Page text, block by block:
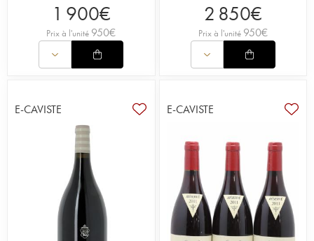
1 900€
Prix à l'unité 950€
2 850€
Prix à l'unité 950€
E-CAVISTE E-CAVISTE